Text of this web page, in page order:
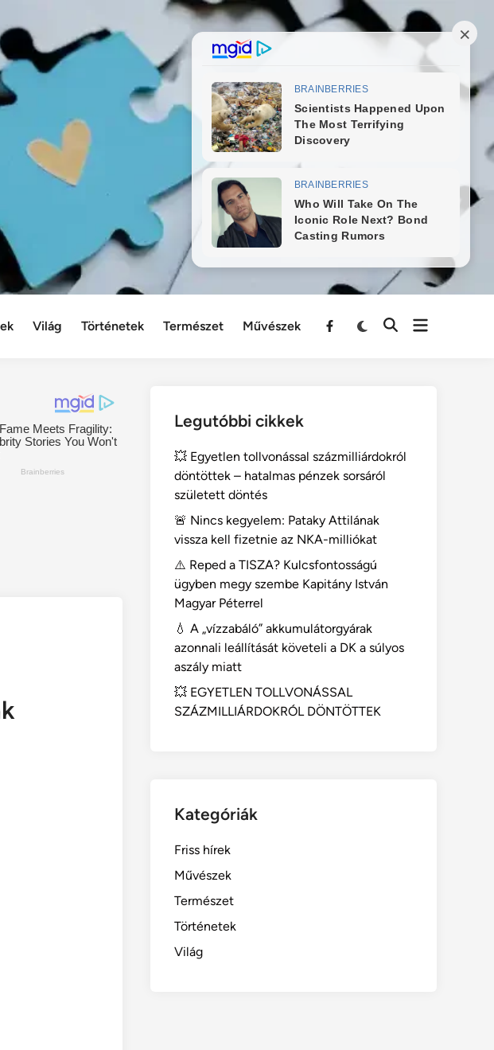
Világ Történetek Természet Művészek
Menu
Legutóbbi cikkek
💥 Egyetlen tollvonással százmilliárdokról
döntöttek – hatalmas pénzek sorsáról
született döntés
🚨 Nincs kegyelem: Pataky Attilának
vissza kell fizetnie az NKA-milliókat
⚠️ Reped a TISZA? Kulcsfontosságú
ügyben megy szembe Kapitány István
Magyar Péterrel
💧 A „vízzabáló” akkumulátorgyárak
azonnali leállítását követeli a DK a súlyos
aszály miatt
💥 EGYETLEN TOLLVONÁSSAL
SZÁZMILLIÁRDOKRÓL DÖNTÖTTEK
Kategóriák
Friss hírek
Művészek
Természet
Történetek
Világ